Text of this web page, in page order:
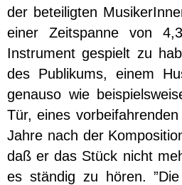
der beteiligten
einer Zeitspanne von
Instrument gespielt zu
des Publikums, einem
genauso wie
Tür, eines
Jahre nach der
daß er das Stück nicht
es ständig zu hören.